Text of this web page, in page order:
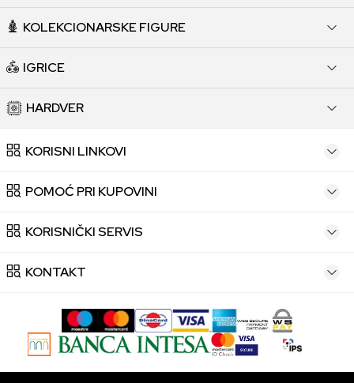
KOLEKCIONARSKE FIGURE
IGRICE
HARDVER
KORISNI LINKOVI
POMOĆ PRI KUPOVINI
KORISNIČKI SERVIS
KONTAKT